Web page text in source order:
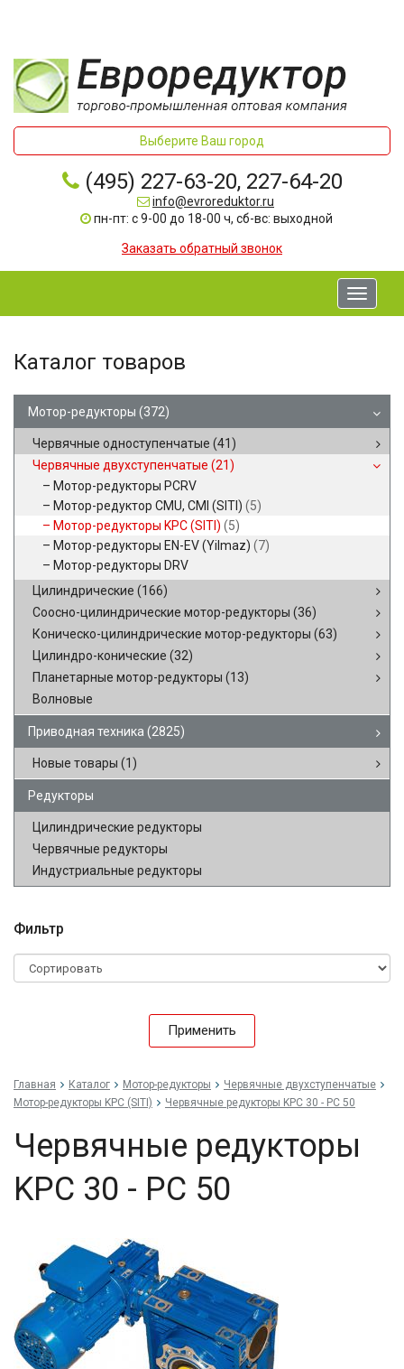
Выберите Ваш город
(495) 227-63-20, 227-64-20
info@evroreduktor.ru
пн-пт: с 9-00 до 18-00 ч, сб-вс: выходной
Заказать обратный звонок
Toggle
Каталог товаров
Мотор-редукторы (372)
Червячные одноступенчатые (41)
Червячные двухступенчатые (21)
Мотор-редукторы PCRV
Мотор-редуктор CMU, CMI (SITI) (5)
Мотор-редукторы KPC (SITI) (5)
Мотор-редукторы EN-EV (Yilmaz) (7)
Мотор-редукторы DRV
Цилиндрические (166)
Соосно-цилиндрические мотор-редукторы (36)
Коническо-цилиндрические мотор-редукторы (63)
Цилиндро-конические (32)
Планетарные мотор-редукторы (13)
Волновые
Приводная техника (2825)
Новые товары (1)
Редукторы
Цилиндрические редукторы
Червячные редукторы
Индустриальные редукторы
Фильтр
Применить
Главная Каталог Мотор-редукторы
Червячные двухступенчатые
Мотор-редукторы KPC (SITI)
Червячные редукторы KPC 30 - PC 50
Червячные редукторы
KPC 30 - PC 50